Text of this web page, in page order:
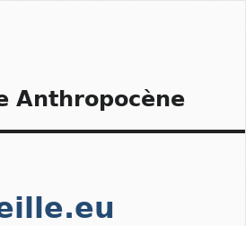
Anthropocène